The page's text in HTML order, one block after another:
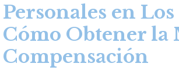
Personales en Los
Cómo Obtener la
Compensación